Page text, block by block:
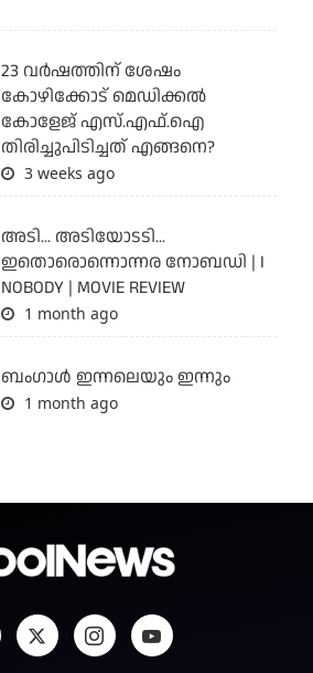
23 വർഷത്തിന് ശേഷം
കോഴിക്കോട് മെഡിക്കൽ
കോളേജ് എസ്.എഫ്.ഐ
തിരിച്ചുപിടിച്ചത് എങ്ങനെ?
3 weeks ago
അടി... അടിയോടടി...
ഇതൊരൊന്നൊന്നര നോബഡി | I
NOBODY | MOVIE REVIEW
1 month ago
ബംഗാള്‍ ഇന്നലെയും ഇന്നും
1 month ago